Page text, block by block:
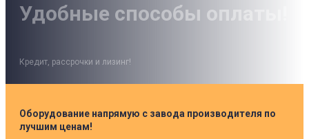
Удобные способы оплаты!
Кредит, рассрочки и лизинг!
Оборудование напрямую с завода производителя по
лучшим ценам!